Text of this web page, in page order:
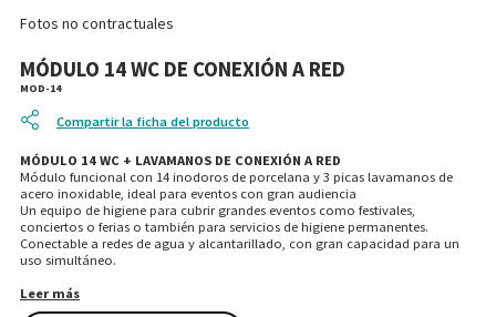
Fotos no contractuales
MÓDULO 14 WC DE CONEXIÓN A RED
MOD-14
Compartir la ficha del producto
MÓDULO 14 WC + LAVAMANOS DE CONEXIÓN A RED
Módulo funcional con 14 inodoros de porcelana y 3 picas lavamanos de
acero inoxidable, ideal para eventos con gran audiencia
Un equipo de higiene para cubrir grandes eventos como festivales,
conciertos o ferias o también para servicios de higiene permanentes.
Conectable a redes de agua y alcantarillado, con gran capacidad para un
uso simultáneo.
Leer más